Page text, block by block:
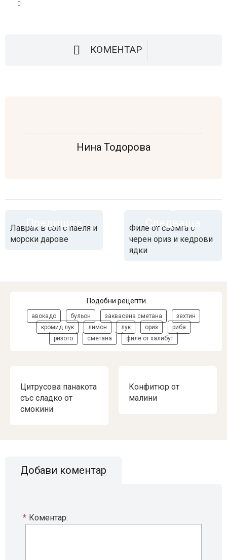
КОМЕНТАР
Нина Тодорова
Лаврак в сол с паеля и
морски дарове
Филе от сьомга с
черен ориз и кедрови
ядки
Подобни рецепти
авокадо бульон заквасена сметана
зехтин
кромид лук
лимон лук ориз
риба
ризото
сметана филе от халибут
Цитрусова панакота
със сладко от
смокини
Конфитюр от
малини
Добави коментар
Коментар:
*